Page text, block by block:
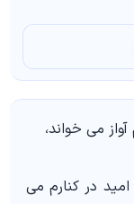
می‌ خواند،
در کنارم می‌